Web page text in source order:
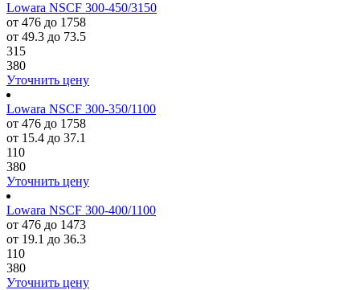
Lowara NSCF 300-450/3150
от 476 до 1758
от 49.3 до 73.5
315
380
Уточнить цену
Lowara NSCF 300-350/1100
от 476 до 1758
от 15.4 до 37.1
110
380
Уточнить цену
Lowara NSCF 300-400/1100
от 476 до 1473
от 19.1 до 36.3
110
380
Уточнить цену